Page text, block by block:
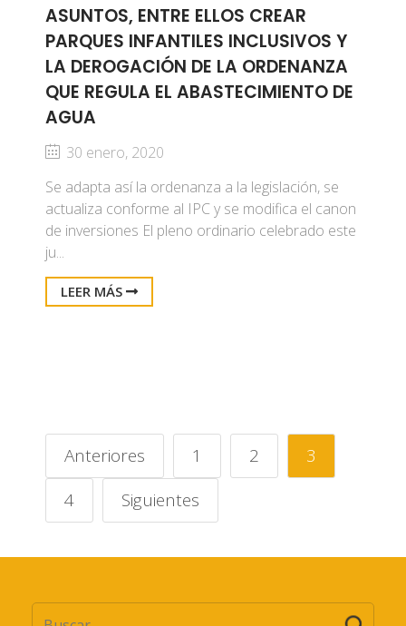
ASUNTOS, ENTRE ELLOS CREAR
PARQUES INFANTILES INCLUSIVOS Y
LA DEROGACIÓN DE LA ORDENANZA
QUE REGULA EL ABASTECIMIENTO DE
AGUA
30 enero, 2020
Se adapta así la ordenanza a la legislación, se
actualiza conforme al IPC y se modifica el canon
de inversiones El pleno ordinario celebrado este
ju...
LEER MÁS
Anteriores 1 2
3
4
Siguientes